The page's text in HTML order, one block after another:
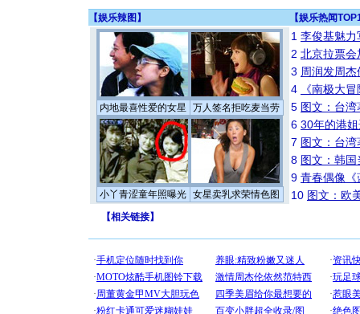
【娱乐辣图 】 【娱乐热闻
内地最喜性爱的女星 万人签名拒吃麦当劳
小丫青涩童年照曝光 女星卖乳求荣情色图
1 李俊基魅力
2 北京拉票
3 周润发周
4
《南极大
5 图文：台
6 30年的港
7 图文：台
8 图文：韩
9 青春偶像《
10 图文：欧
【相关链接】